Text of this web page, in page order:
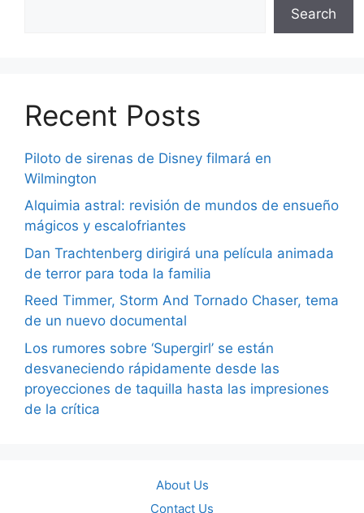
Search
Recent Posts
Piloto de sirenas de Disney filmará en
Wilmington
Alquimia astral: revisión de mundos de ensueño
mágicos y escalofriantes
Dan Trachtenberg dirigirá una película animada
de terror para toda la familia
Reed Timmer, Storm And Tornado Chaser, tema
de un nuevo documental
Los rumores sobre ‘Supergirl’ se están
desvaneciendo rápidamente desde las
proyecciones de taquilla hasta las impresiones
de la crítica
About Us
Contact Us